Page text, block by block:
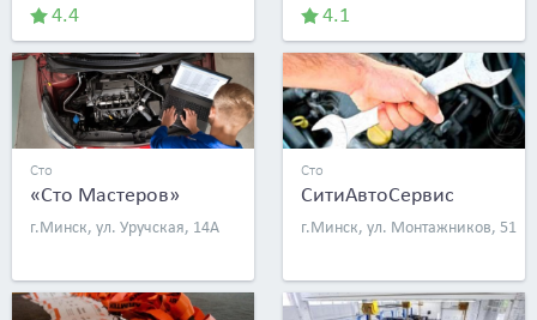
4.4 4.1
Сто
«Сто Мастеров»
г.Минск, ул. Уручская, 14А
Сто
СитиАвтоСервис
г.Минск, ул. Монтажников, 51